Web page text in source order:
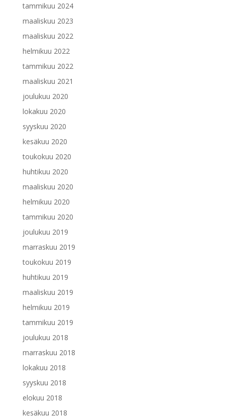
tammikuu 2024
maaliskuu 2023
maaliskuu 2022
helmikuu 2022
tammikuu 2022
maaliskuu 2021
joulukuu 2020
lokakuu 2020
syyskuu 2020
kesäkuu 2020
toukokuu 2020
huhtikuu 2020
maaliskuu 2020
helmikuu 2020
tammikuu 2020
joulukuu 2019
marraskuu 2019
toukokuu 2019
huhtikuu 2019
maaliskuu 2019
helmikuu 2019
tammikuu 2019
joulukuu 2018
marraskuu 2018
lokakuu 2018
syyskuu 2018
elokuu 2018
kesäkuu 2018